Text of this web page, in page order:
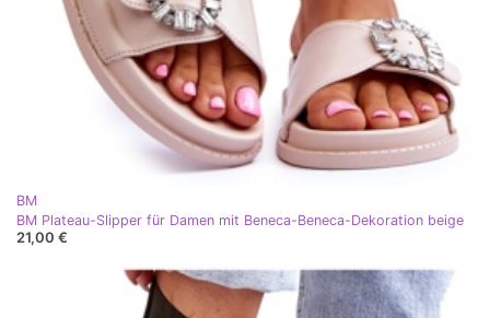
BM
BM Plateau-Slipper für Damen mit Beneca-Beneca-Dekoration beige
21,00 €